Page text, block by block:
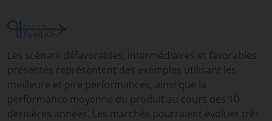
Les scénarii défavorables, intermédiaires et favorables
présentés représentent des exemples utilisant les
meilleure et pire performances, ainsi que la
performance moyenne du produit au cours des 10
dernières années. Les marchés pourraient évoluer très